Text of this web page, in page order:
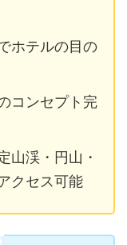
ホテルの目の
コンセプト完
山渓・円山・
クセス可能